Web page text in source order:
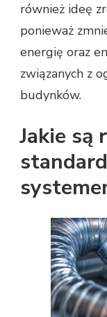
również ideę
ponieważ
energię oraz
związanych z
budynków.
Jakie są